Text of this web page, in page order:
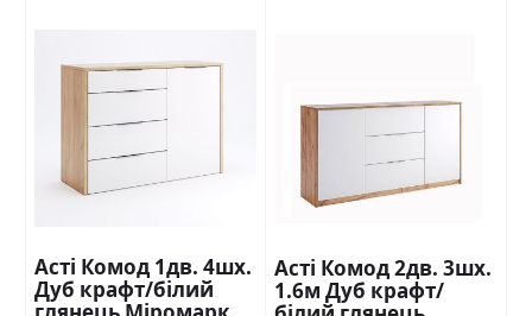
Асті Комод 1дв. 4шх.
Дуб крафт/білий
Асті Комод 2дв. 3шх.
1.6м Дуб крафт/